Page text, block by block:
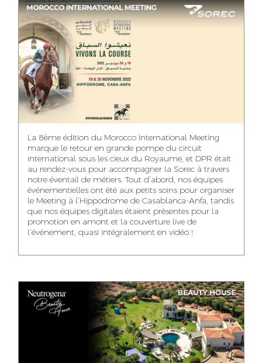
ASMAA MAZZI
ACCOUNT
DIRECTOR
TAHA EL BEIDORI
ART DIRECTOR
FINANCIAL
MANAGER
ACCOUNT
MANAGER
BOUDAR
ART DIRECTOR
FATIMA ZAHRA
DEBBAGH
ACCOUNT
MOHAMED
HARRATIA
DIGITAL MANAGER
NABILA SAMOUN
MEDIA ANALYST
GHITA EL ARABI
EZZAKI SALMA
ACCOUNT
MANAGER
ANASS ELRHAZI
EDITORIAL
MANAGER AND
CONTENT
La 8ème édition du Morocco International Meeting
marque le retour en grande pompe du circuit
international sous les cieux du Royaume, et DPR était
au rendez-vous pour accompagner la Sorec à travers
notre éventail de métiers. Tout d’abord, nos équipes
événementielles ont été aux petits soins pour organiser
le Meeting à l’Hippodrome de Casablanca-Anfa, tandis
que nos équipes digitales étaient présentes pour la
promotion en amont et la couverture live de
l’événement, quasi intégralement en vidéo !